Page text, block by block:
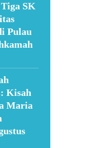
SK
Pulau
Kisah
Maria